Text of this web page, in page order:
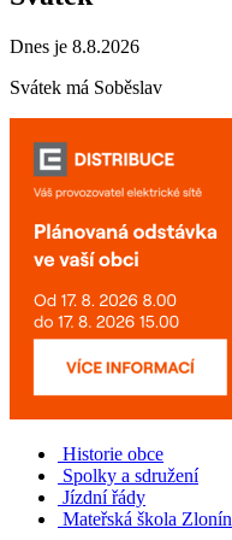
Dnes je 8.8.2026
Svátek má Soběslav
Historie obce
Spolky a sdružení
Jízdní řády
Mateřská škola Zlonín